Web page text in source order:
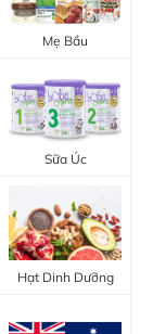
Mẹ Bầu
Sữa Úc
Hạt Dinh Dưỡng